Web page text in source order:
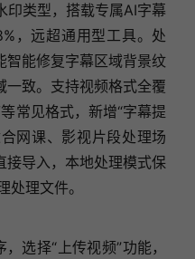
印类型，搭载专属AI字幕
，远超通用型工具。处
智能修复字幕区域背景纹
一致。支持视频格式全覆
常见格式，新增“字幕提
网课、影视片段处理场
接导入，本地处理模式保
理文件。
选择“上传视频”功能，